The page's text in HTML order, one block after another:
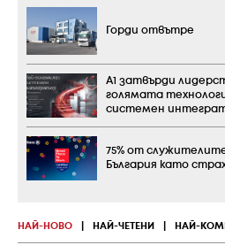
НАЙ-НОВО НАЙ-ЧЕТЕНИ НАЙ-
Горди отвътре
А1 затвърди
голямата
системен
75% от
България като